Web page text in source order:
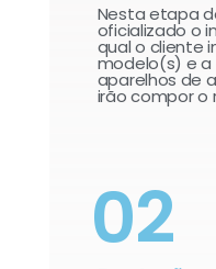
Nesta etapa
oficializado o
qual o cliente
modelo(s) e
aparelhos de
irão compor o
02